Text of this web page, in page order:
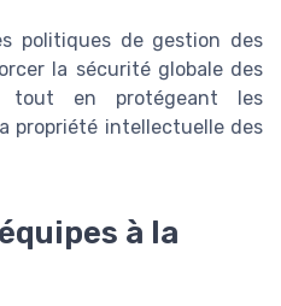
politiques de gestion des
la sécurité globale des
tout en protégeant les
propriété intellectuelle des
à la